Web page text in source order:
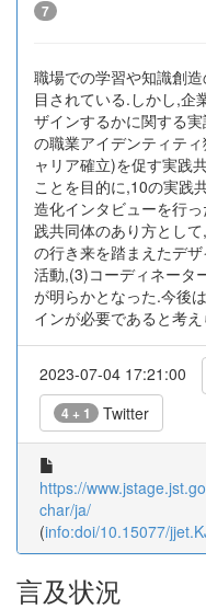
7
職場での学習や知識創
目されている.しかし,企
ザインするかに関する
の職業アイデンティテ
ャリア確立)を促す実践
ことを目的に,10の実践
造化インタビューを行
践共同体のあり方とし
の行き来を踏まえたデ
活動,(3)コーディネータ
が明らかとなった.今後
インが必要であると考
2023-07-04 17:21:00
4 + 1 Twitter
https://
char/ja/
(info:doi/10.15077/
言及状況